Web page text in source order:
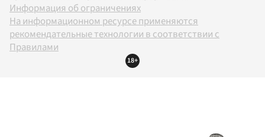
Информация об ограничениях
На информационном ресурсе применяются
рекомендательные технологии в соответствии с
Правилами
18+